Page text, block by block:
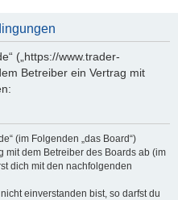
(„https://www.trader-
Betreiber ein Vertrag mit
(im Folgenden „das Board“)
mit dem Betreiber des Boards ab (im
dich mit den nachfolgenden
einverstanden bist, so darfst du